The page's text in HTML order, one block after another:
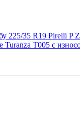
225/35 R19 Pirelli P
T005 с